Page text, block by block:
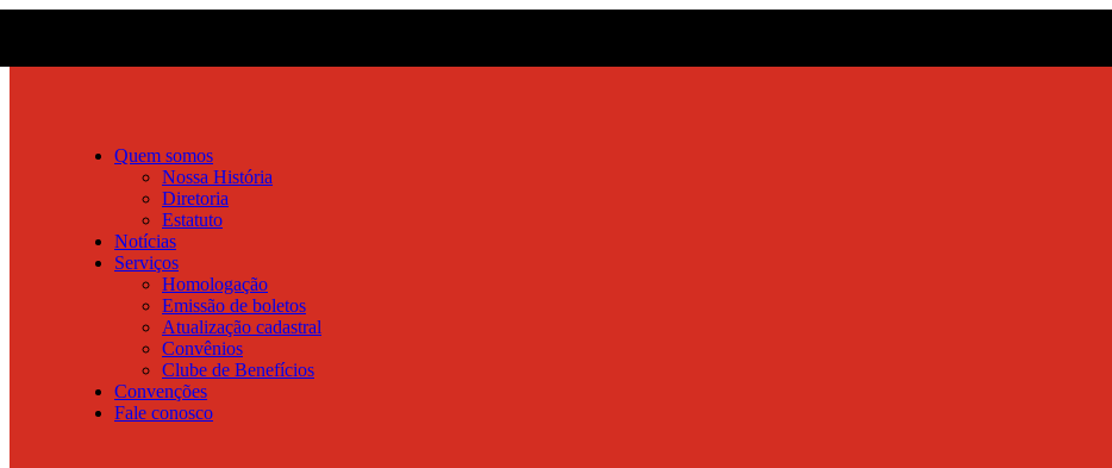
Quem somos
Nossa História
Diretoria
Estatuto
Notícias
Serviços
Homologação
Emissão de boletos
Atualização cadastral
Convênios
Clube de Benefícios
Convenções
Fale conosco